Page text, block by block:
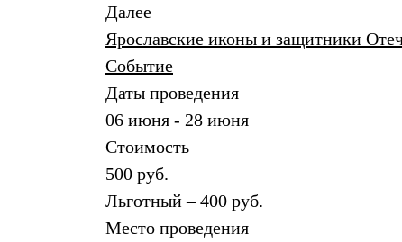
Далее
Ярославские иконы и защитники
Событие
Даты проведения
06 июня - 28 июня
Стоимость
500 руб.
Льготный – 400 руб.
Место проведения